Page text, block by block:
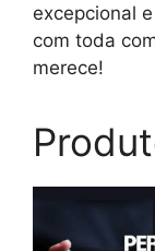
excepcional
com toda
merece!